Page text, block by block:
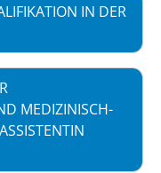
IN DER
MEDIZINISCH-